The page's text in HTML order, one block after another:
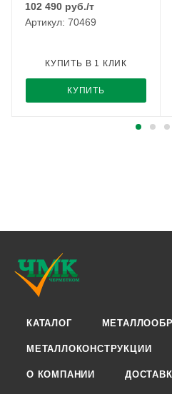
102 490 руб./т
Артикул: 70469
КУПИТЬ
КУПИТЬ В 1 КЛИК
КАТАЛОГ
МЕТАЛЛОКОНСТРУКЦИИ
О КОМПАНИИ